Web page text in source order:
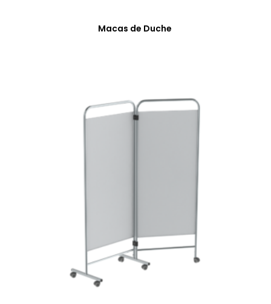
Macas de Duche